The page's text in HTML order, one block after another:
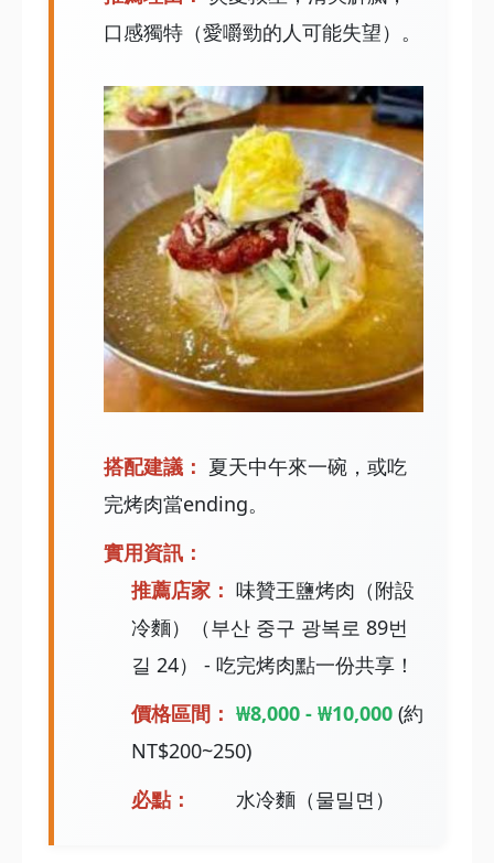
口感獨特（愛嚼勁的人可能失望）。
搭配建議： 夏天中午來一碗，或吃
完烤肉當ending。
實用資訊：
推薦店家： 味贊王鹽烤肉（附設
冷麵）（부산 중구 광복로 89번
길 24） - 吃完烤肉點一份共享！
價格區間： ₩8,000 - ₩10,000 (約
NT$200~250)
必點：
水冷麵（물밀면）